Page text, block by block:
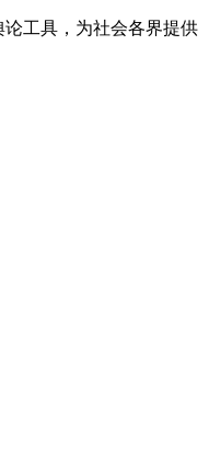
工具，为社会各界提供